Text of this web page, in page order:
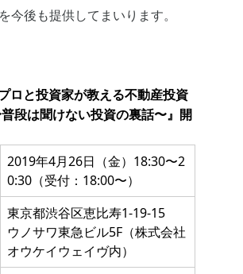
今後も提供してまいります。
ロと投資家が教える不動産投資
段は聞けない投資の裏話〜』開
2019年4月26日（金）18:30〜2
0:30（受付：18:00〜）
東京都渋谷区恵比寿1-19-15
ウノサワ東急ビル5F（株式会社
オウケイウェイヴ内）